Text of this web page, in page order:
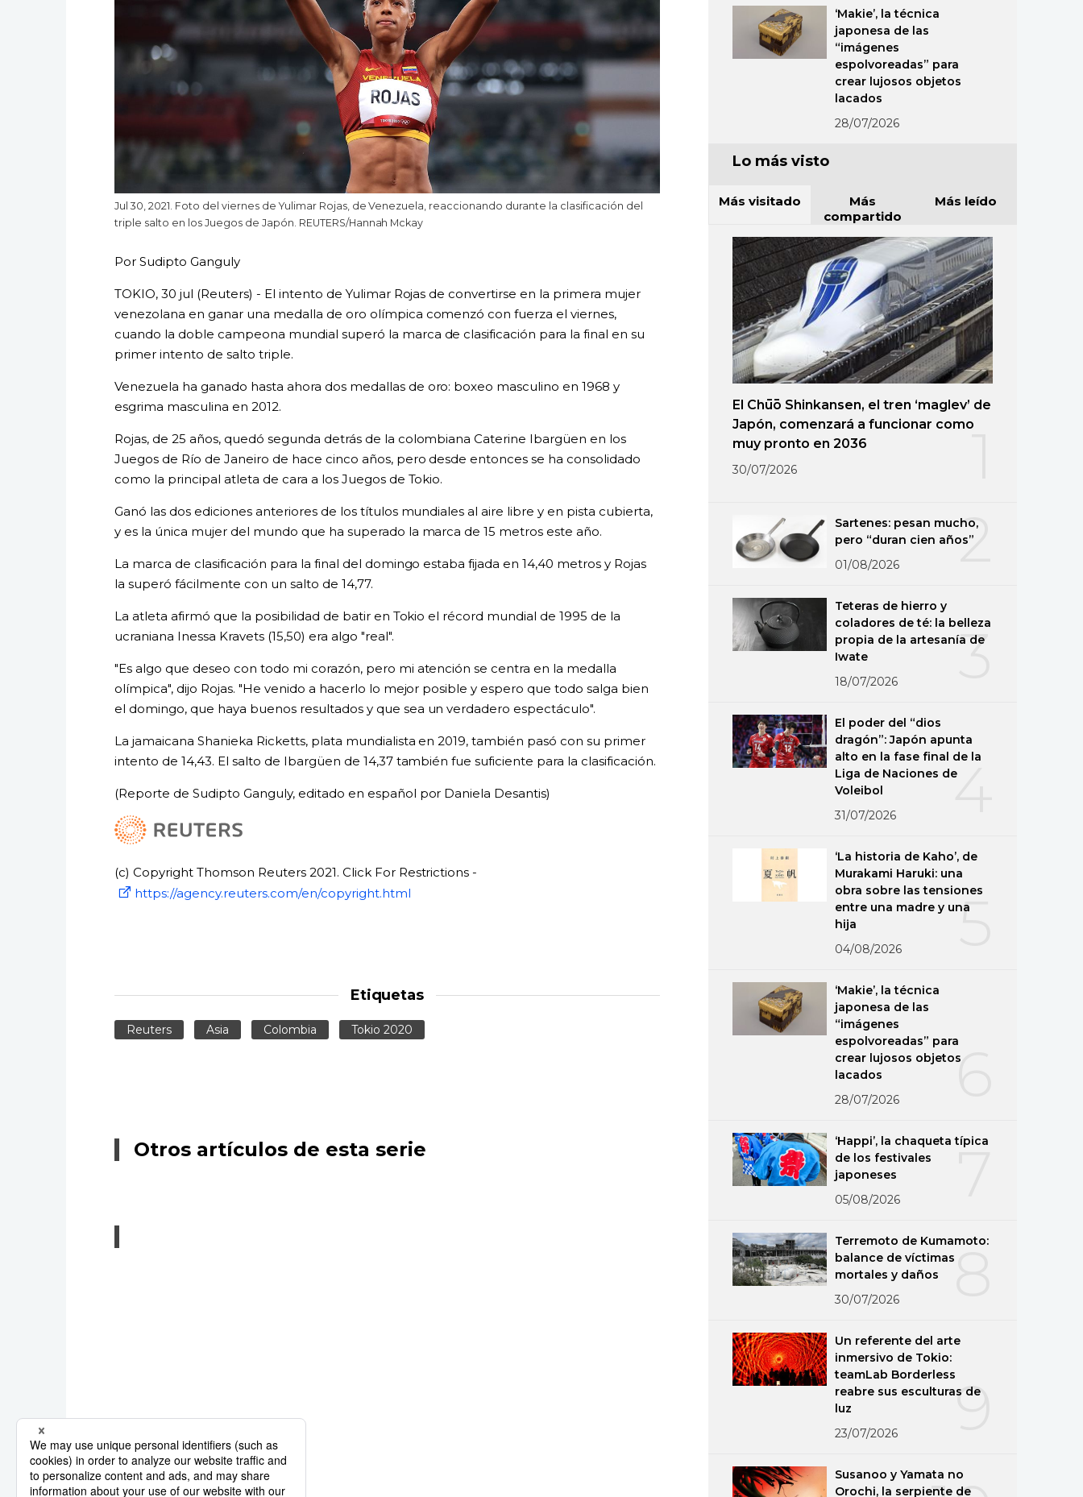
Jul 30, 2021. Foto del viernes de Yulimar Rojas, de Venezuela, reaccionando durante la clasificación del
triple salto en los Juegos de Japón. REUTERS/Hannah Mckay
Por Sudipto Ganguly
TOKIO, 30 jul (Reuters) - El intento de Yulimar Rojas de convertirse en la primera mujer
venezolana en ganar una medalla de oro olímpica comenzó con fuerza el viernes,
cuando la doble campeona mundial superó la marca de clasificación para la final en su
primer intento de salto triple.
Venezuela ha ganado hasta ahora dos medallas de oro: boxeo masculino en 1968 y
esgrima masculina en 2012.
Rojas, de 25 años, quedó segunda detrás de la colombiana Caterine Ibargüen en los
Juegos de Río de Janeiro de hace cinco años, pero desde entonces se ha consolidado
como la principal atleta de cara a los Juegos de Tokio.
Ganó las dos ediciones anteriores de los títulos mundiales al aire libre y en pista cubierta,
y es la única mujer del mundo que ha superado la marca de 15 metros este año.
La marca de clasificación para la final del domingo estaba fijada en 14,40 metros y Rojas
la superó fácilmente con un salto de 14,77.
La atleta afirmó que la posibilidad de batir en Tokio el récord mundial de 1995 de la
ucraniana Inessa Kravets (15,50) era algo "real".
"Es algo que deseo con todo mi corazón, pero mi atención se centra en la medalla
olímpica", dijo Rojas. "He venido a hacerlo lo mejor posible y espero que todo salga bien
el domingo, que haya buenos resultados y que sea un verdadero espectáculo".
La jamaicana Shanieka Ricketts, plata mundialista en 2019, también pasó con su primer
intento de 14,43. El salto de Ibargüen de 14,37 también fue suficiente para la clasificación.
(Reporte de Sudipto Ganguly, editado en español por Daniela Desantis)
(c) Copyright Thomson Reuters 2021. Click For Restrictions -
https://agency.reuters.com/en/copyright.html
Etiquetas
Reuters Asia Colombia Tokio 2020
Otros artículos de esta serie
‘Makie’, la técnica
japonesa de las
“imágenes
espolvoreadas” para
crear lujosos objetos
lacados
28/07/2026
Lo más visto
Más visitado
Más
compartido
Más leído
El Chūō Shinkansen, el tren ‘maglev’ de
Japón, comenzará a funcionar como
muy pronto en 2036
30/07/2026
2
Sartenes: pesan mucho,
pero “duran cien años”
01/08/2026
3
Teteras de hierro y
coladores de té: la belleza
propia de la artesanía de
Iwate
18/07/2026
4
El poder del “dios
dragón”: Japón apunta
alto en la fase final de la
Liga de Naciones de
Voleibol
31/07/2026
5
‘La historia de Kaho’, de
Murakami Haruki: una
obra sobre las tensiones
entre una madre y una
hija
04/08/2026
6
‘Makie’, la técnica
japonesa de las
“imágenes
espolvoreadas” para
crear lujosos objetos
lacados
28/07/2026
7
‘Happi’, la chaqueta típica
de los festivales
japoneses
05/08/2026
8
Terremoto de Kumamoto:
balance de víctimas
mortales y daños
30/07/2026
9
Un referente del arte
inmersivo de Tokio:
teamLab Borderless
reabre sus esculturas de
luz
23/07/2026
Susanoo y Yamata no
Orochi, la serpiente de